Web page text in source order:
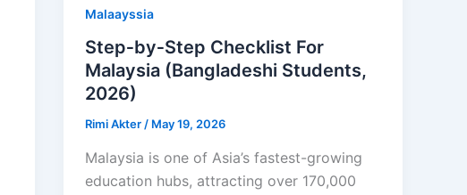
Malaayssia
Step‑by‑Step Checklist For
Malaysia (Bangladeshi Students,
2026)
Rimi Akter/ May 19, 2026
Malaysia is one of Asia’s fastest-growing
education hubs, attracting over 170,000